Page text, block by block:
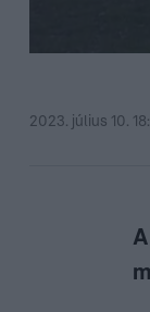
2023. július 10.